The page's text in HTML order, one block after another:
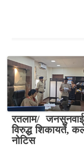
रतलाम/
विरुद्ध शिकायतें,
नोटिस